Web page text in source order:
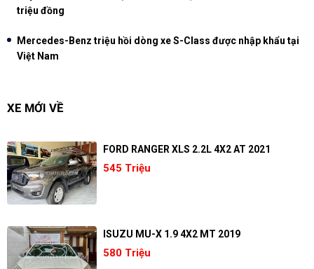
triệu đồng
Mercedes-Benz triệu hồi dòng xe S-Class được nhập khẩu tại
Việt Nam
XE MỚI VỀ
FORD RANGER XLS 2.2L 4X2 AT 2021
545 Triệu
ISUZU MU-X 1.9 4X2 MT 2019
580 Triệu